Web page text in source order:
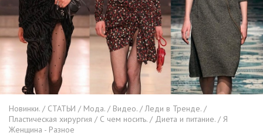
Новинки. / СТАТЬИ / Мода. / Видео. / Леди в Тренде. /
Пластическая хирургия / С чем носить. / Диета и питание. / Я
Женщина - Разное